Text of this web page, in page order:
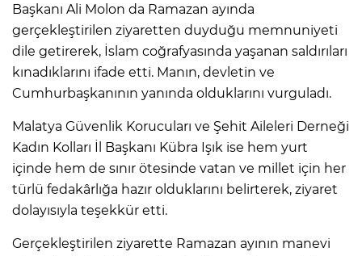
Başkanı Ali Molon da Ramazan ayında
gerçekleştirilen ziyaretten duyduğu memnuniyeti
dile getirerek, İslam coğrafyasında yaşanan saldırıları
kınadıklarını ifade etti. Manın, devletin ve
Cumhurbaşkanının yanında olduklarını vurguladı.
Malatya Güvenlik Korucuları ve Şehit Aileleri Derneği
Kadın Kolları İl Başkanı Kübra Işık ise hem yurt
içinde hem de sınır ötesinde vatan ve millet için her
türlü fedakârlığa hazır olduklarını belirterek, ziyaret
dolayısıyla teşekkür etti.
Gerçekleştirilen ziyarette Ramazan ayının manevi